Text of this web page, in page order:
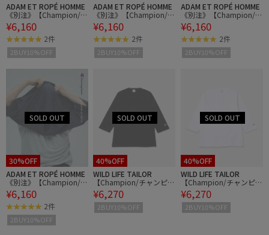
ADAM ET ROPÉ HOMME
《別注》【Champion/チ
ャンピオン】REVERSE W
EAVE TEE
¥6,160
2件
2BUY10%OFF
ADAM ET ROPÉ HOMME
《別注》【Champion/チ
ャンピオン】REVERSE W
EAVE TEE
¥6,160
2件
2BUY10%OFF
ADAM ET ROPÉ HOMME
《別注》【Champion/チ
ャンピオン】REVERSE W
EAVE TEE
¥6,160
2件
2BUY10%OFF
30%OFF
ADAM ET ROPÉ HOMME
《別注》【Champion/チ
ャンピオン】REVERSE W
EAVE TEE
¥6,160
2件
2BUY10%OFF
40%OFF
WILD LIFE TAILOR
【Champion/チャンピオ
ン】T1011 RAGLAN 3/4
SLEEVE T-SHIRT
¥6,270
2BUY10%OFF
40%OFF
WILD LIFE TAILOR
【Champion/チャンピオ
ン】T1011 RAGLAN 3/4
SLEEVE T-SHIRT
¥6,270
2BUY10%OFF